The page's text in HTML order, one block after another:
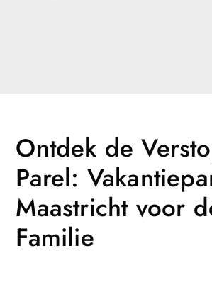
Ontdek de
Parel:
Maastricht voor
Familie